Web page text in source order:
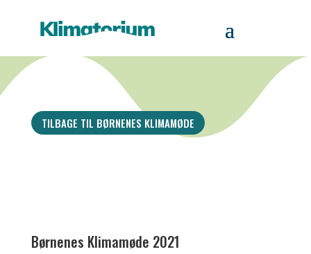
TILBAGE TIL BØRNENES KLIMAMØDE
Børnenes Klimamøde 2021